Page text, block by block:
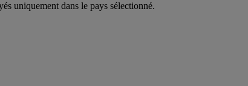
uniquement dans le pays sélectionné.